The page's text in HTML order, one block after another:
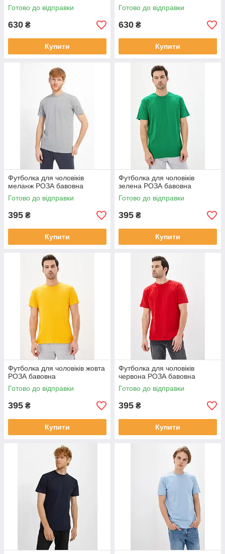
Готово до відправки
630 ₴
Купити
Готово до відправки
630 ₴
Купити
Футболка для чоловіків
меланж РОЗА бавовна
Готово до відправки
395 ₴
Купити
Футболка для чоловіків
зелена РОЗА бавовна
Готово до відправки
395 ₴
Купити
Футболка для чоловіків жовта
РОЗА бавовна
Готово до відправки
395 ₴
Купити
Футболка для чоловіків
червона РОЗА бавовна
Готово до відправки
395 ₴
Купити